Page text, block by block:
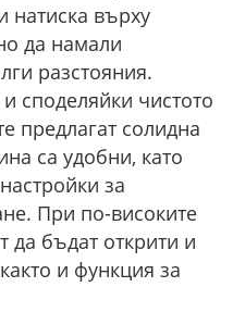
натиска върху
да намали
разстояния.
споделяйки чистото
предлагат солидна
са удобни, като
за
При по-високите
да бъдат открити и
и функция за